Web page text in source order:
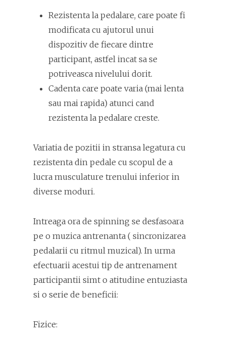
Rezistenta la pedalare, care poate fi
modificata cu ajutorul unui
dispozitiv de fiecare dintre
participant, astfel incat sa se
potriveasca nivelului dorit.
Cadenta care poate varia (mai lenta
sau mai rapida) atunci cand
rezistenta la pedalare creste.
Variatia de pozitii in stransa legatura cu
rezistenta din pedale cu scopul de a
lucra musculature trenului inferior in
diverse moduri.
Intreaga ora de spinning se desfasoara
pe o muzica antrenanta ( sincronizarea
pedalarii cu ritmul muzical). In urma
efectuarii acestui tip de antrenament
participantii simt o atitudine entuziasta
si o serie de beneficii:
Fizice: